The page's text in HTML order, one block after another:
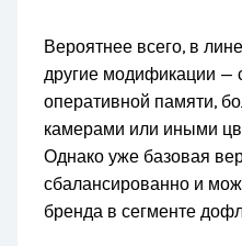
Вероятнее всего, в
другие модификации —
оперативной памяти,
камерами или иными
Однако уже базовая
сбалансированно и
бренда в сегменте